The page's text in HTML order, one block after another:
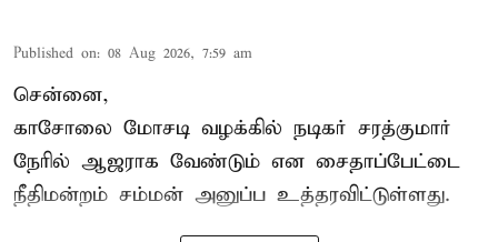
Published on: 08 Aug 2026, 7:59 am
சென்னை,
காசோலை மோசடி வழக்கில் நடிகர் சரத்குமார்
நேரில் ஆஜராக வேண்டும் என சைதாப்பேட்டை
நீதிமன்றம் சம்மன் அனுப்ப உத்தரவிட்டுள்ளது.